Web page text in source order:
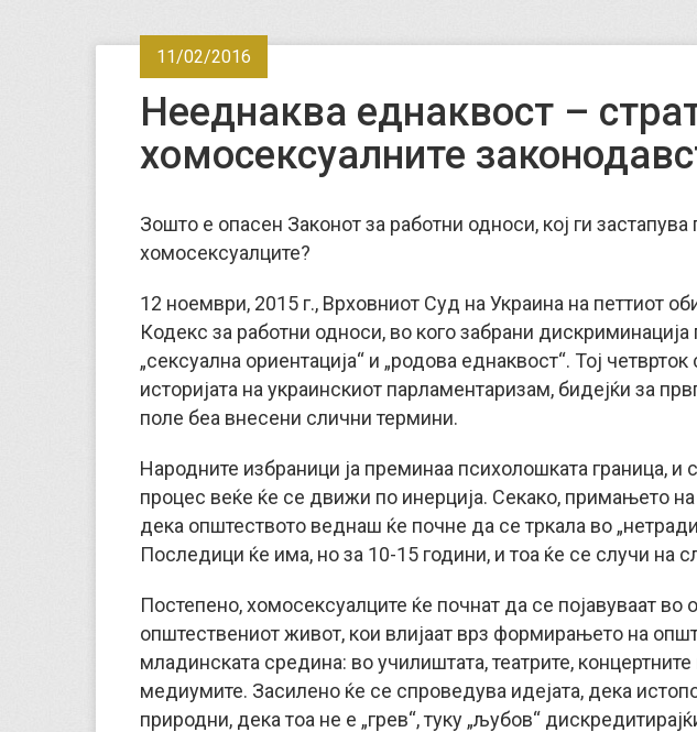
11/02/2016
Нееднаква еднаквост –
хомосексуалните
Зошто е опасен Законот за работни односи, кој ги застапува
хомосексуалците?
12 ноември, 2015 г., Врховниот Суд на Украина на петтиот
Кодекс за работни односи, во кого забрани дискриминација
„сексуална ориентација“ и „родова еднаквост“. Тој четврток
историјата на украинскиот парламентаризам, бидејќи за
поле беа внесени слични термини.
Народните избраници ја преминаа психолошката граница, и
процес веќе ќе се движи по инерција. Секако, примањето на
дека општеството веднаш ќе почне да се тркала во
Последици ќе има, но за 10-15 години, и тоа ќе се случи на
Постепено, хомосексуалците ќе почнат да се појавуваат во
општествениот живот, кои влијаат врз формирањето на
младинската средина: во училиштата, театрите,
медиумите. Засилено ќе се спроведува идејата, дека
природни, дека тоа не е „грев“, туку „љубов“